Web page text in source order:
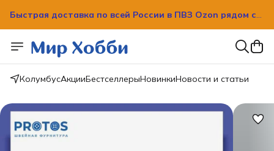
Быстрая доставка по всей России в ПВЗ Ozon рядом с
Быстрая доставка по всей России в ПВЗ Ozon рядом с
вашим домом!
КолумбусАкцииБестселлерыНовинкиНовости и статьи